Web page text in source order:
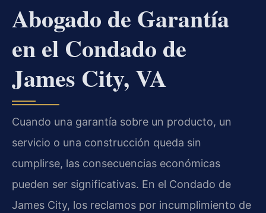
Abogado de Garantía
en el Condado de
James City, VA
Cuando una garantía sobre un producto, un
servicio o una construcción queda sin
cumplirse, las consecuencias económicas
pueden ser significativas. En el Condado de
James City, los reclamos por incumplimiento de